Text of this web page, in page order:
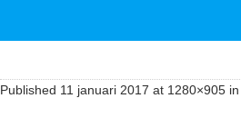
Published 11 januari 2017 at 1280×905 in